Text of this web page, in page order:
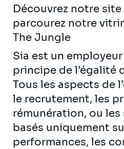
Découvrez notre site
parcourez notre
The Jungle
Sia est un
principe de l’égalité
Tous les aspects de
le recrutement, les
rémunération, ou
basés uniquement
performances, les